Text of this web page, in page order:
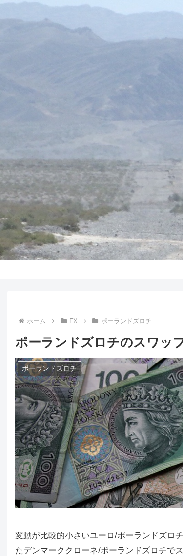
ホーム FX ポーランドズロチ
ポーランドズロチのスワッ
ポーランドズロチ
変動が比較的小さいユーロ/ポーランドズロ
たデンマーククローネ/ポーランドズロチで